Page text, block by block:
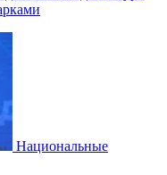
Национальные